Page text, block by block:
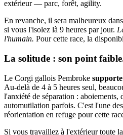
extérieur — parc, forêt, agility.
En revanche, il sera malheureux
si vous l'isolez là 9 heures par jour.
l'humain. Pour cette race, la
La solitude : son point
Le Corgi gallois Pembroke supporte
Au-delà de 4 à 5 heures seul,
l'anxiété de séparation : aboiements,
automutilation parfois. C'est l'une
réorientation en refuge pour cette
Si vous travaillez à l'extérieur toute